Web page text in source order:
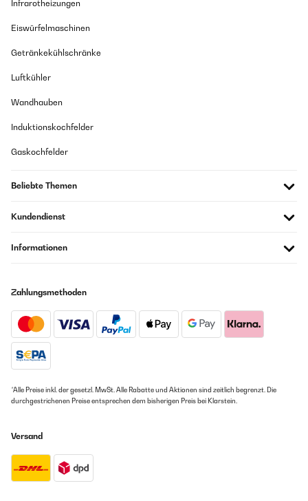
Infrarotheizungen
Eiswürfelmaschinen
Getränkekühlschränke
Luftkühler
Wandhauben
Induktionskochfelder
Gaskochfelder
Beliebte Themen
Kundendienst
Informationen
Zahlungsmethoden
*Alle Preise inkl. der gesetzl. MwSt. Alle Rabatte und Aktionen sind zeitlich begrenzt. Die
durchgestrichenen Preise entsprechen dem bisherigen Preis bei Klarstein.
Versand